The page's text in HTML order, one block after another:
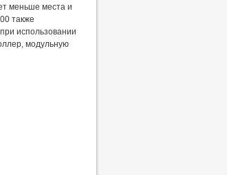
меньше места и
также
использовании
модульную